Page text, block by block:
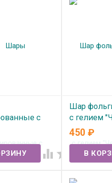
с
ДР Буквы
золото"
 
Шар
с гелием
Паук
В
450₽